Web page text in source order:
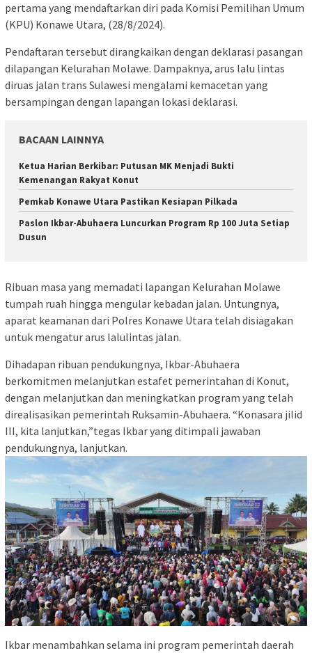
pertama yang mendaftarkan diri pada Komisi Pemilihan Umum
(KPU) Konawe Utara, (28/8/2024).
Pendaftaran tersebut dirangkaikan dengan deklarasi pasangan
dilapangan Kelurahan Molawe. Dampaknya, arus lalu lintas
diruas jalan trans Sulawesi mengalami kemacetan yang
bersampingan dengan lapangan lokasi deklarasi.
BACAAN LAINNYA
Ketua Harian Berkibar: Putusan MK Menjadi Bukti
Kemenangan Rakyat Konut
Pemkab Konawe Utara Pastikan Kesiapan Pilkada
Paslon Ikbar-Abuhaera Luncurkan Program Rp 100 Juta Setiap
Dusun
Ribuan masa yang memadati lapangan Kelurahan Molawe
tumpah ruah hingga mengular kebadan jalan. Untungnya,
aparat keamanan dari Polres Konawe Utara telah disiagakan
untuk mengatur arus lalulintas jalan.
Dihadapan ribuan pendukungnya, Ikbar-Abuhaera
berkomitmen melanjutkan estafet pemerintahan di Konut,
dengan melanjutkan dan meningkatkan program yang telah
direalisasikan pemerintah Ruksamin-Abuhaera. “Konasara jilid
III, kita lanjutkan,”tegas Ikbar yang ditimpali jawaban
pendukungnya, lanjutkan.
Ikbar menambahkan selama ini program pemerintah daerah